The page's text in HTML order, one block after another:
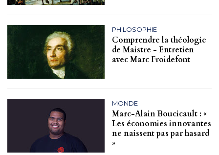
PHILOSOPHIE
Comprendre la théologie
de Maistre - Entretien
avec Marc Froidefont
MONDE
Marc-Alain Boucicault : «
Les économies innovantes
ne naissent pas par hasard
»